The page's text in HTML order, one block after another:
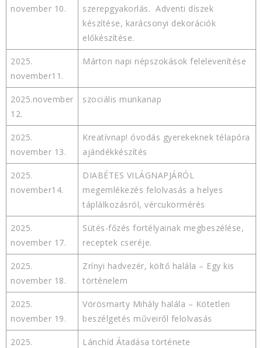
november 10.
szerepgyakorlás. Adventi díszek
készítése, karácsonyi dekorációk
előkészítése.
2025.
november11.
Márton napi népszokások felelevenítése
2025.november
12.
szociális munkanap
2025.
november 13.
Kreatívnap! óvodás gyerekeknek télapóra
ajándékkészítés
2025.
november14.
DIABÉTES VILÁGNAPJÁRÓL
megemlékezés felolvasás a helyes
táplálkozásról, vércukormérés
2025.
november 17.
Sütés-főzés fortélyainak megbeszélése,
receptek cseréje.
2025.
november 18.
Zrínyi hadvezér, költő halála – Egy kis
történelem
2025.
november 19.
Vörösmarty Mihály halála – Kötetlen
beszélgetés műveiről felolvasás
2025.
Lánchíd Átadása története